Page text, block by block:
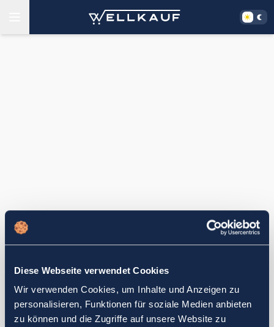
Diese Webseite verwendet Cookies
Wir verwenden Cookies, um Inhalte und Anzeigen zu
personalisieren, Funktionen für soziale Medien anbieten
zu können und die Zugriffe auf unsere Website zu